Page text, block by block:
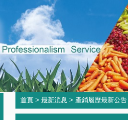
首頁 > 最新消息 > 產銷履歷最新公告